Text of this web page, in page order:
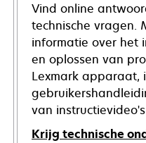
Vind online
technische vragen.
informatie over het
en oplossen van
Lexmark apparaat,
van
Krijg technische